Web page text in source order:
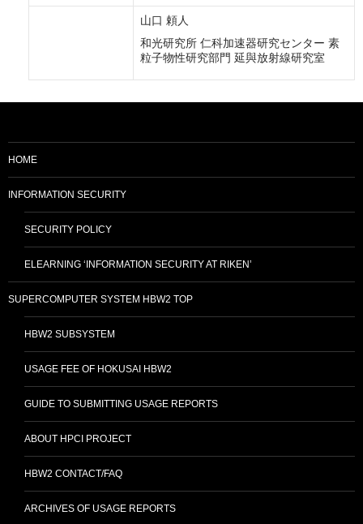
山口 頼人
和光研究所 仁科加速器研究センター 素
粒子物性研究部門 延與放射線研究室
HOME
INFORMATION SECURITY
SECURITY POLICY
ELEARNING ‘INFORMATION SECURITY AT RIKEN’
SUPERCOMPUTER SYSTEM HBW2 TOP
HBW2 SUBSYSTEM
USAGE FEE OF HOKUSAI HBW2
GUIDE TO SUBMITTING USAGE REPORTS
ABOUT HPCI PROJECT
HBW2 CONTACT/FAQ
ARCHIVES OF USAGE REPORTS